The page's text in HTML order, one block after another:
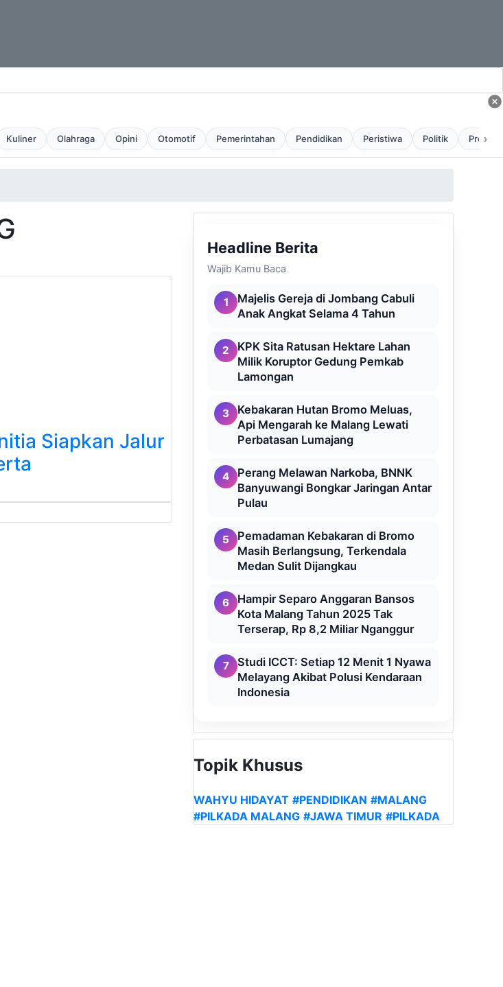
Kuliner Olahraga Opini Otomotif Pemerintahan Pendidikan Peristiwa Politik Profil
›
Siapkan Jalur
Headline Berita
Wajib Kamu Baca
1
Majelis Gereja di Jombang Cabuli
Anak Angkat Selama 4 Tahun
2
KPK Sita Ratusan Hektare Lahan
Milik Koruptor Gedung Pemkab
Lamongan
3
Kebakaran Hutan Bromo Meluas,
Api Mengarah ke Malang Lewati
Perbatasan Lumajang
4
Perang Melawan Narkoba, BNNK
Banyuwangi Bongkar Jaringan Antar
Pulau
5
Pemadaman Kebakaran di Bromo
Masih Berlangsung, Terkendala
Medan Sulit Dijangkau
6
Hampir Separo Anggaran Bansos
Kota Malang Tahun 2025 Tak
Terserap, Rp 8,2 Miliar Nganggur
7
Studi ICCT: Setiap 12 Menit 1 Nyawa
Melayang Akibat Polusi Kendaraan
Indonesia
Topik Khusus
WAHYU HIDAYAT #PENDIDIKAN #MALANG
#PILKADA MALANG #JAWA TIMUR #PILKADA